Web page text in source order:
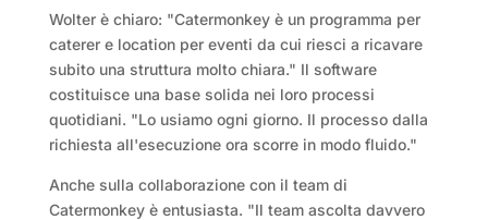
Wolter è chiaro: "Catermonkey è un programma per
caterer e location per eventi da cui riesci a ricavare
subito una struttura molto chiara." Il software
costituisce una base solida nei loro processi
quotidiani. "Lo usiamo ogni giorno. Il processo dalla
richiesta all'esecuzione ora scorre in modo fluido."
Anche sulla collaborazione con il team di
Catermonkey è entusiasta. "Il team ascolta davvero